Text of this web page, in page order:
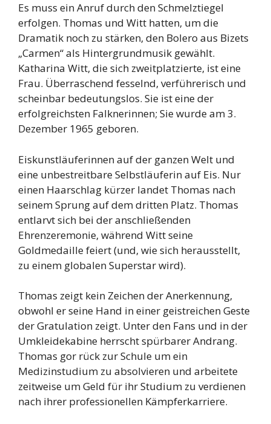
Es muss ein Anruf durch den Schmelztiegel
erfolgen. Thomas und Witt hatten, um die
Dramatik noch zu stärken, den Bolero aus Bizets
„Carmen“ als Hintergrundmusik gewählt.
Katharina Witt, die sich zweitplatzierte, ist eine
Frau. Überraschend fesselnd, verführerisch und
scheinbar bedeutungslos. Sie ist eine der
erfolgreichsten Falknerinnen; Sie wurde am 3.
Dezember 1965 geboren.
Eiskunstläuferinnen auf der ganzen Welt und
eine unbestreitbare Selbstläuferin auf Eis. Nur
einen Haarschlag kürzer landet Thomas nach
seinem Sprung auf dem dritten Platz. Thomas
entlarvt sich bei der anschließenden
Ehrenzeremonie, während Witt seine
Goldmedaille feiert (und, wie sich herausstellt,
zu einem globalen Superstar wird).
Thomas zeigt kein Zeichen der Anerkennung,
obwohl er seine Hand in einer geistreichen Geste
der Gratulation zeigt. Unter den Fans und in der
Umkleidekabine herrscht spürbarer Andrang.
Thomas gor rück zur Schule um ein
Medizinstudium zu absolvieren und arbeitete
zeitweise um Geld für ihr Studium zu verdienen
nach ihrer professionellen Kämpferkarriere.